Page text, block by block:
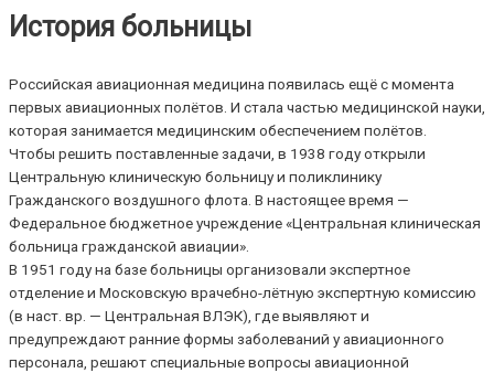
История больницы
Российская авиационная медицина появилась ещё с момента
первых авиационных полётов. И стала частью медицинской науки,
которая занимается медицинским обеспечением полётов.
Чтобы решить поставленные задачи, в 1938 году открыли
Центральную клиническую больницу и поликлинику
Гражданского воздушного флота. В настоящее время —
Федеральное бюджетное учреждение «Центральная клиническая
больница гражданской авиации».
В 1951 году на базе больницы организовали экспертное
отделение и Московскую врачебно-лётную экспертную комиссию
(в наст. вр. — Центральная ВЛЭК), где выявляют и
предупреждают ранние формы заболеваний у авиационного
персонала, решают специальные вопросы авиационной